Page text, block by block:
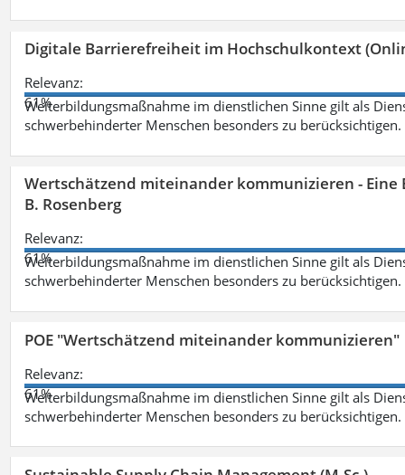
Digitale Barrierefreiheit im Hochschulkontext
Relevanz:
61%
Weiterbildungsmaßnahme im dienstlichen Sinne gilt als
schwerbehinderter Menschen besonders zu berücksichtigen.
Wertschätzend miteinander kommunizieren -
B. Rosenberg
Relevanz:
61%
Weiterbildungsmaßnahme im dienstlichen Sinne gilt als
schwerbehinderter Menschen besonders zu berücksichtigen.
POE "Wertschätzend miteinander kommunizieren"
Relevanz:
61%
Weiterbildungsmaßnahme im dienstlichen Sinne gilt als
schwerbehinderter Menschen besonders zu berücksichtigen.